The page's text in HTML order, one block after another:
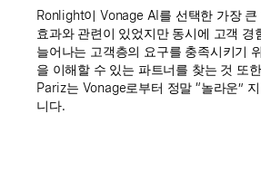
Ronlight이 Vonage AI를 선택한 가장
효과와 관련이 있었지만 동시에 고객 경
늘어나는 고객층의 요구를 충족시키기
을 이해할 수 있는 파트너를 찾는 것 또
Pariz는 Vonage로부터 정말 “놀라운”
니다.